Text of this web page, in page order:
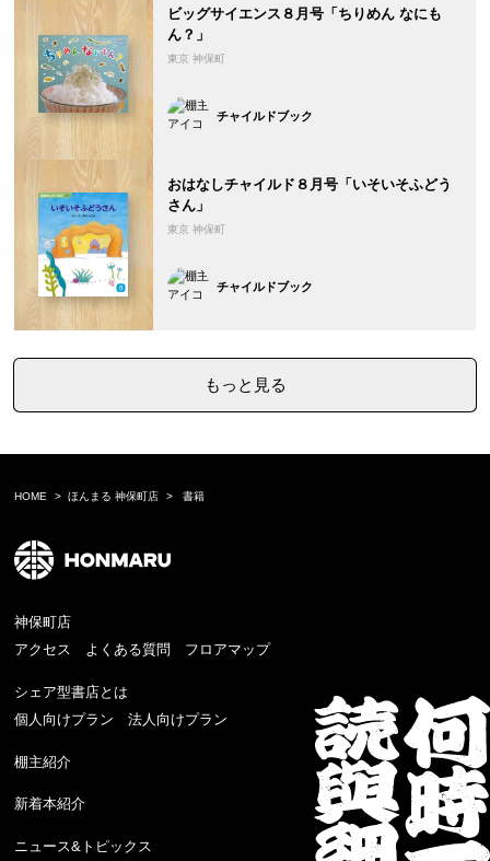
ビッグサイエンス８月号「ちりめん なにも
ん？」
東京 神保町
チャイルドブック
おはなしチャイルド８月号「いそいそふどう
さん」
東京 神保町
チャイルドブック
もっと見る
HOME ほんまる 神保町店 書籍
神保町店
アクセス
よくある質問 フロアマップ
シェア型書店とは
個人向けプラン
法人向けプラン
棚主紹介
新着本紹介
ニュース&トピックス